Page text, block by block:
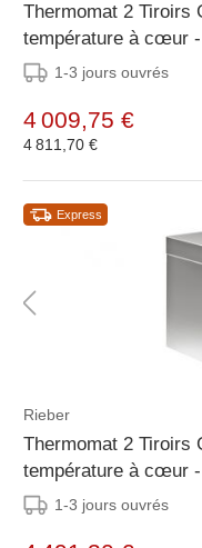
Thermomat 2 Tiroirs
température à cœur
1-3 jours ouvrés
4 009,75 €
4 811,70 €
Express
Rieber
Thermomat 2 Tiroirs
température à cœur
1-3 jours ouvrés